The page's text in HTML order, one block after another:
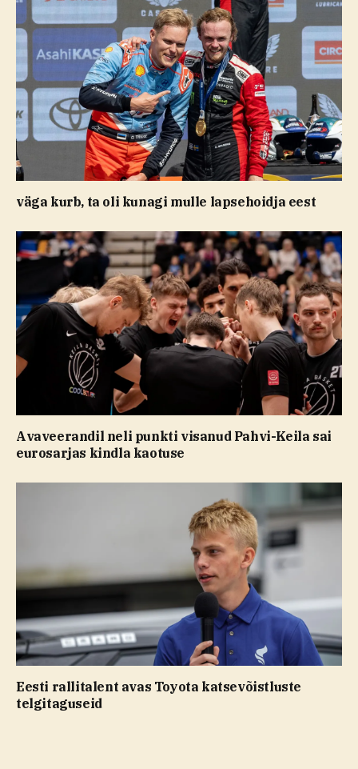
väga kurb, ta oli kunagi mulle lapsehoidja eest
Avaveerandil neli punkti visanud Pahvi-Keila sai
eurosarjas kindla kaotuse
Eesti rallitalent avas Toyota katsevõistluste
telgitaguseid